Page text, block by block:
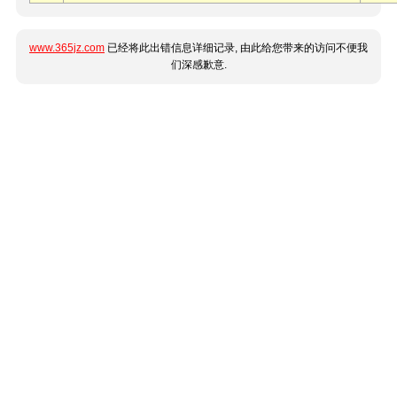
www.365jz.com 已经将此出错信息详细记录, 由此给您带来的访问不便我
们深感歉意.